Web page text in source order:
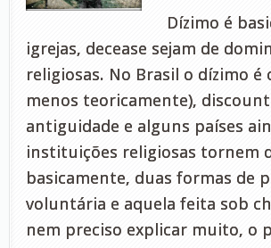
Dízimo é
igrejas, decease sejam de
religiosas. No Brasil o dízimo
menos teoricamente),
antiguidade e alguns países
instituições religiosas tornem
basicamente, duas formas de
voluntária e aquela feita sob
nem preciso explicar muito, o